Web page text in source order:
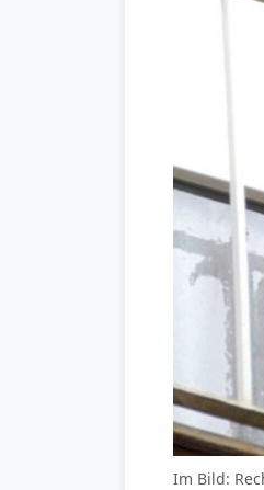
Im Bild: